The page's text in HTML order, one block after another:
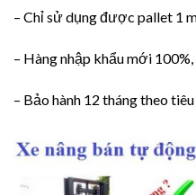
– Chỉ sử dụng được pallet 1
– Hàng nhập khẩu mới
– Bảo hành 12 tháng theo